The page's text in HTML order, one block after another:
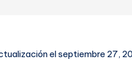
el septiembre 27,